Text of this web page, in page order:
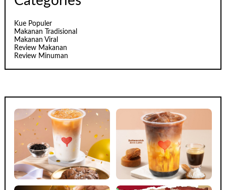
Kue Populer
Makanan Tradisional
Makanan Viral
Review Makanan
Review Minuman